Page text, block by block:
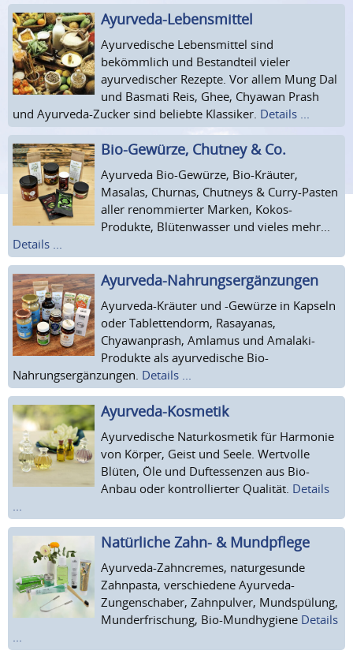
Ayurveda-Lebensmittel
Ayurvedische Lebensmittel sind
bekömmlich und Bestandteil vieler
ayurvedischer Rezepte. Vor allem Mung Dal
und Basmati Reis, Ghee, Chyawan Prash
und Ayurveda-Zucker sind beliebte Klassiker. Details ...
Bio-Gewürze, Chutney & Co.
Ayurveda Bio-Gewürze, Bio-Kräuter,
Masalas, Churnas, Chutneys & Curry-Pasten
aller renommierter Marken, Kokos-
Produkte, Blütenwasser und vieles mehr...
Details ...
Ayurveda-Nahrungsergänzungen
Ayurveda-Kräuter und -Gewürze in Kapseln
oder Tablettendorm, Rasayanas,
Chyawanprash, Amlamus und Amalaki-
Produkte als ayurvedische Bio-
Nahrungsergänzungen. Details ...
Ayurveda-Kosmetik
Ayurvedische Naturkosmetik für Harmonie
von Körper, Geist und Seele. Wertvolle
Blüten, Öle und Duftessenzen aus Bio-
Anbau oder kontrollierter Qualität. Details
Natürliche Zahn- & Mundpflege
Ayurveda-Zahncremes, naturgesunde
Zahnpasta, verschiedene Ayurveda-
Zungenschaber, Zahnpulver, Mundspülung,
Munderfrischung, Bio-Mundhygiene Details